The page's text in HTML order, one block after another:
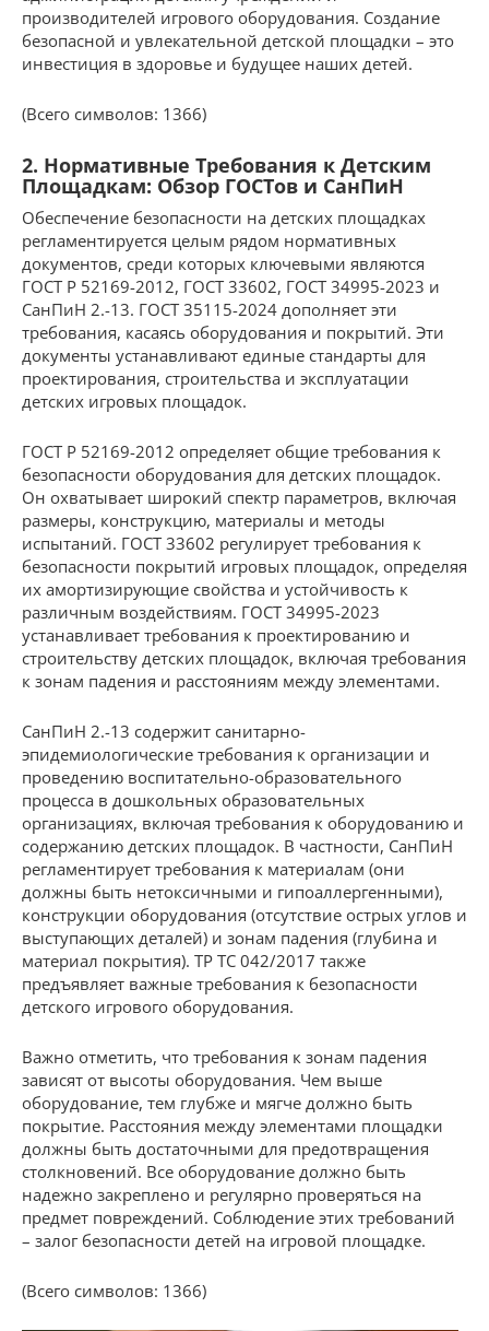
производителей игрового оборудования. Создание
безопасной и увлекательной детской площадки – это
инвестиция в здоровье и будущее наших детей.
(Всего символов: 1366)
2. Нормативные Требования к Детским
Площадкам: Обзор ГОСТов и СанПиН
Обеспечение безопасности на детских площадках
регламентируется целым рядом нормативных
документов, среди которых ключевыми являются
ГОСТ Р 52169-2012, ГОСТ 33602, ГОСТ 34995-2023 и
СанПиН 2.-13. ГОСТ 35115-2024 дополняет эти
требования, касаясь оборудования и покрытий. Эти
документы устанавливают единые стандарты для
проектирования, строительства и эксплуатации
детских игровых площадок.
ГОСТ Р 52169-2012 определяет общие требования к
безопасности оборудования для детских площадок.
Он охватывает широкий спектр параметров, включая
размеры, конструкцию, материалы и методы
испытаний. ГОСТ 33602 регулирует требования к
безопасности покрытий игровых площадок, определяя
их амортизирующие свойства и устойчивость к
различным воздействиям. ГОСТ 34995-2023
устанавливает требования к проектированию и
строительству детских площадок, включая требования
к зонам падения и расстояниям между элементами.
СанПиН 2.-13 содержит санитарно-
эпидемиологические требования к организации и
проведению воспитательно-образовательного
процесса в дошкольных образовательных
организациях, включая требования к оборудованию и
содержанию детских площадок. В частности, СанПиН
регламентирует требования к материалам (они
должны быть нетоксичными и гипоаллергенными),
конструкции оборудования (отсутствие острых углов и
выступающих деталей) и зонам падения (глубина и
материал покрытия). ТР ТС 042/2017 также
предъявляет важные требования к безопасности
детского игрового оборудования.
Важно отметить, что требования к зонам падения
зависят от высоты оборудования. Чем выше
оборудование, тем глубже и мягче должно быть
покрытие. Расстояния между элементами площадки
должны быть достаточными для предотвращения
столкновений. Все оборудование должно быть
надежно закреплено и регулярно проверяться на
предмет повреждений. Соблюдение этих требований
– залог безопасности детей на игровой площадке.
(Всего символов: 1366)